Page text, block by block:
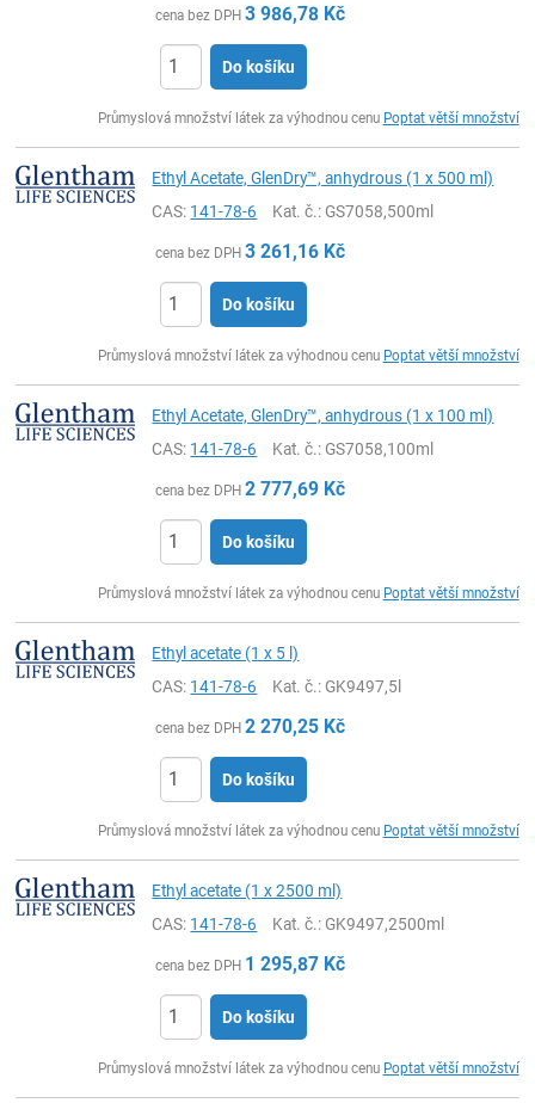
cena bez DPH 3 986,78 Kč
Do košíku
Průmyslová množství látek za výhodnou cenu Poptat větší množství
Ethyl Acetate, GlenDry™, anhydrous (1 x 500 ml)
CAS: 141-78-6 Kat. č.: GS7058,500ml
cena bez DPH 3 261,16 Kč
Do košíku
Průmyslová množství látek za výhodnou cenu Poptat větší množství
Ethyl Acetate, GlenDry™, anhydrous (1 x 100 ml)
CAS: 141-78-6 Kat. č.: GS7058,100ml
cena bez DPH 2 777,69 Kč
Do košíku
Průmyslová množství látek za výhodnou cenu Poptat větší množství
Ethyl acetate (1 x 5 l)
CAS: 141-78-6 Kat. č.: GK9497,5l
cena bez DPH 2 270,25 Kč
Do košíku
Průmyslová množství látek za výhodnou cenu Poptat větší množství
Ethyl acetate (1 x 2500 ml)
CAS: 141-78-6 Kat. č.: GK9497,2500ml
cena bez DPH 1 295,87 Kč
Do košíku
Průmyslová množství látek za výhodnou cenu Poptat větší množství